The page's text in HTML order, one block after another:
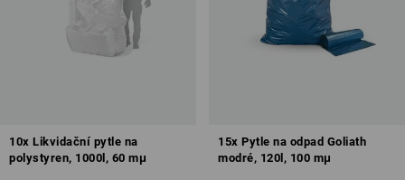
10x Likvidační pytle na
polystyren, 1000l, 60 mμ
15x Pytle na odpad Goliath
modré, 120l, 100 mμ